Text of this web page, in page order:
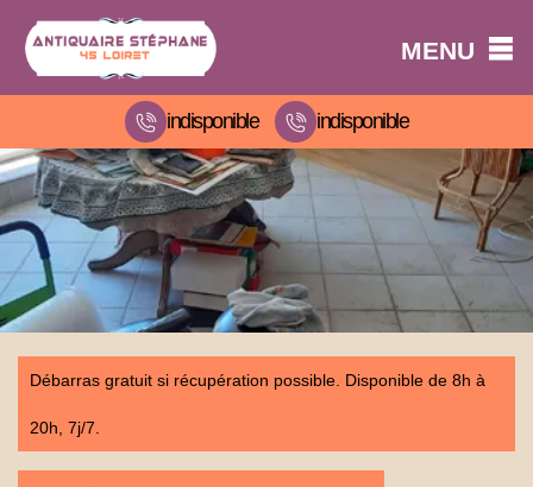
MENU
indisponible indisponible
Débarras gratuit si récupération possible. Disponible de 8h à
20h, 7j/7.